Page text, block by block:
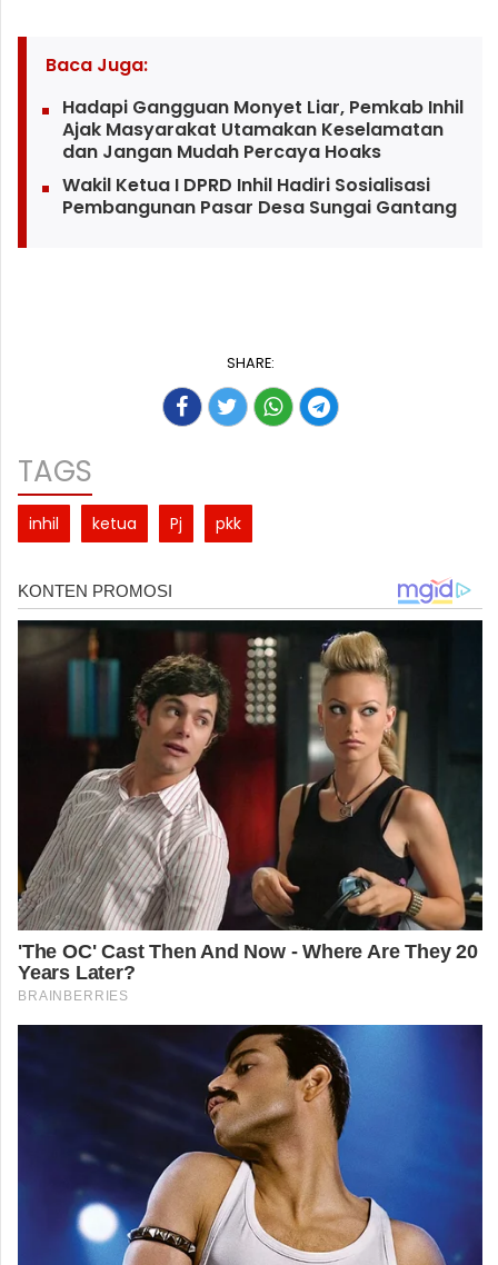
Baca Juga:
Hadapi Gangguan Monyet Liar, Pemkab Inhil
Ajak Masyarakat Utamakan Keselamatan
dan Jangan Mudah Percaya Hoaks
Wakil Ketua I DPRD Inhil Hadiri Sosialisasi
Pembangunan Pasar Desa Sungai Gantang
SHARE:
TAGS
inhil ketua Pj pkk